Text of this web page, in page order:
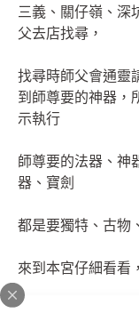
三義、關仔嶺、
父去店找尋，
找尋時師父會通靈
到師尊要的神器，
示執行
師尊要的法器、神
器、寶劍
都是要獨特、古物
來到本宮仔細看看